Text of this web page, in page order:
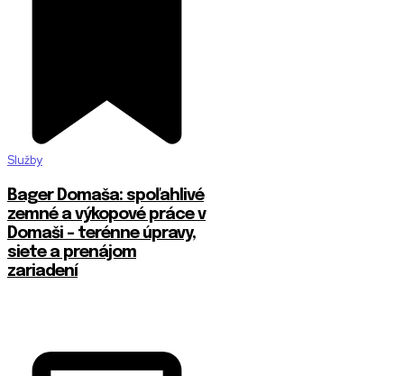
Služby
Bager Domaša: spoľahlivé
zemné a výkopové práce v
Domaši – terénne úpravy,
siete a prenájom
zariadení